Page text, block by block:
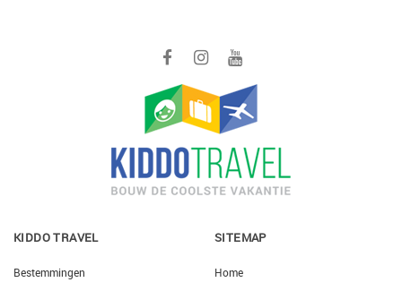
KIDDO TRAVEL
Bestemmingen
SITEMAP
Home